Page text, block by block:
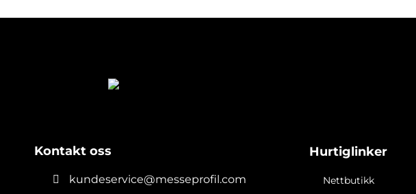
Kontakt oss
kundeservice@messeprofil.com
Hurtiglinker
Nettbutikk